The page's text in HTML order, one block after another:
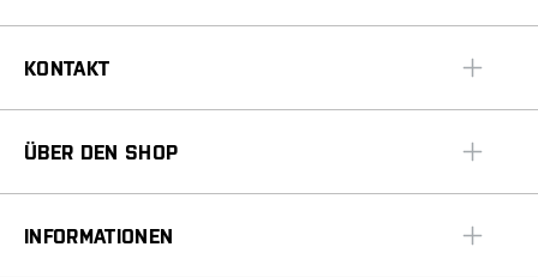
KONTAKT
ÜBER DEN SHOP
INFORMATIONEN